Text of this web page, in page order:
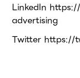
LinkedIn
advertising
Twitter https://